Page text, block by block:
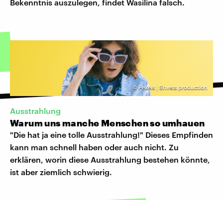
Bekenntnis auszulegen, findet Wasilina falsch.
©Pexels | Shvets production
Ausstrahlung
Warum uns manche Menschen so umhauen
"Die hat ja eine tolle Ausstrahlung!" Dieses Empfinden
kann man schnell haben oder auch nicht. Zu
erklären, worin diese Ausstrahlung bestehen könnte,
ist aber ziemlich schwierig.